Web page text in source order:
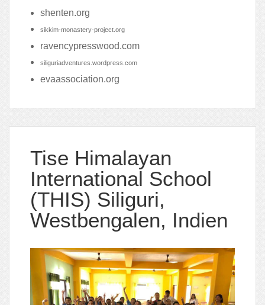
shenten.org
sikkim-monastery-project.org
ravencypresswood.com
siliguriadventures.wordpress.com
evaassociation.org
Tise Himalayan
International School
(THIS) Siliguri,
Westbengalen, Indien